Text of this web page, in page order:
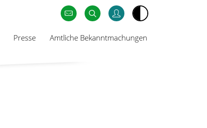
Presse Amtliche Bekanntmachungen